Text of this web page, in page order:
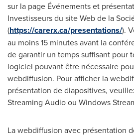
sur la page Événements et
Investisseurs du site Web de la
(https://carerx.ca/presentations/).
au moins 15 minutes avant la
de garantir un temps suffisant pour
logiciel pouvant être nécessaire
webdiffusion. Pour afficher la
présentation de diapositives,
Streaming Audio ou Windows
La webdiffusion avec présentation